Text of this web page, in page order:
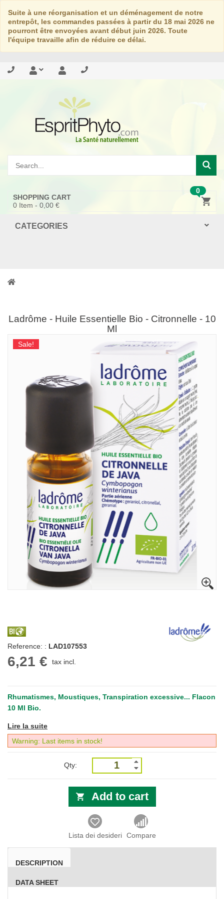
Suite à une réorganisation et un déménagement de notre
entrepôt, les commandes passées à partir du 18 mai 2026 ne
pourront être envoyées avant début juin 2026. Toute
l'équipe travaille afin de réduire ce délai.
0
SHOPPING CART
0 Item - 0,00 €
CATEGORIES
Ladrôme - Huile Essentielle Bio - Citronnelle - 10
Ml
Sale!
Reference: : LAD107553
6,21 € tax incl.
Rhumatismes, Moustiques, Transpiration excessive... Flacon
10 Ml Bio.
Lire la suite
Warning: Last items in stock!
Qty:
Add to cart
Lista dei desideri Compare
DESCRIPTION
DATA SHEET